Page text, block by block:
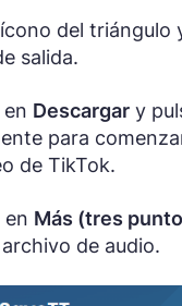
del triángulo
salida.
Descargar y
para
de TikTok.
en Más (tres
de audio.